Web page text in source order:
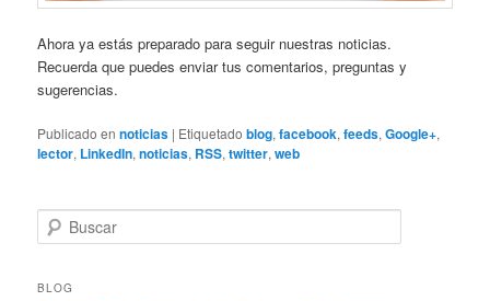
Ahora ya estás preparado para seguir nuestras noticias.
Recuerda que puedes enviar tus comentarios, preguntas y
sugerencias.
Publicado en noticias | Etiquetado blog,facebook,feeds,Google+,
lector, LinkedIn,noticias, RSS,twitter,web
u
c
BLOG